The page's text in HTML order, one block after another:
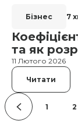
Бізнес 7
та як
11 Лютого 2026
Читати
1 2